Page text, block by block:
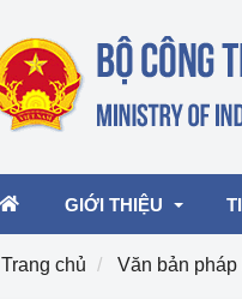
GIỚI THIỆU
Trang chủ Văn bản pháp